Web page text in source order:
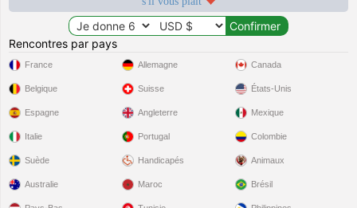
Rencontres par pays
France
Belgique
Espagne
Italie
Suède
Allemagne
Suisse
Angleterre
Portugal
Handicapés
Canada
États-Unis
Mexique
Colombie
Animaux
Australie Maroc Brésil